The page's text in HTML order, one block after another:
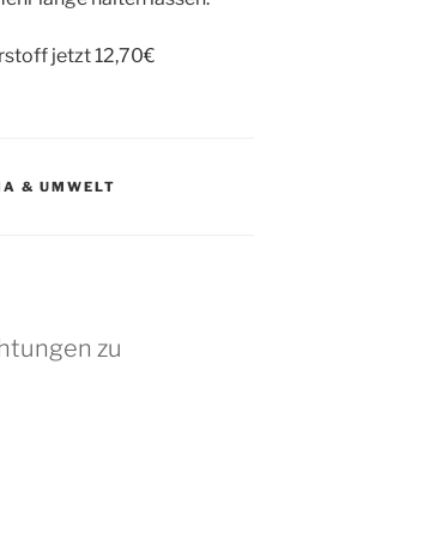
jetzt 12,70€
& UMWELT
zu